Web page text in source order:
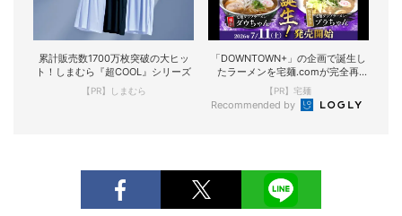
累計販売数1700万枚突破の大ヒッ
ト！しまむら『超COOL』シリーズ
【PR】しまむら
「DOWNTOWN+」の企画で誕生し
たラーメンを宅麺.comが完全再
現！
【PR】宅麺
Recommended by